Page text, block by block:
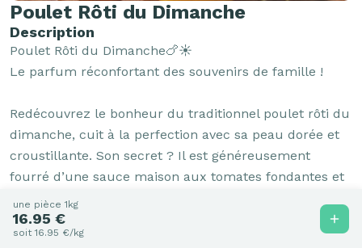
Poulet Rôti du Dimanche
Description
Poulet Rôti du Dimanche🍗☀️
Le parfum réconfortant des souvenirs de famille !
Redécouvrez le bonheur du traditionnel poulet rôti du
dimanche, cuit à la perfection avec sa peau dorée et
croustillante. Son secret ? Il est généreusement
fourré d’une sauce maison aux tomates fondantes et
herbes de Provence, qui infuse la viande de l'intérieur
pour la rendre incroyablement tendre, juteuse et
gorgée de soleil.
une pièce 1kg
16.95 €
soit 16.95 €/kg